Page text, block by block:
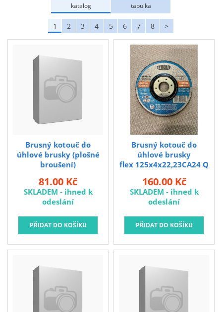
Ochranné pomůcky
Keramické brusivo
Flex. kotouče
Brusivo na podložce
Leštění
Vrtací nástroje, vykružováky, závity
Diamantové kotouče a oživovací kameny
Pilové kotouče
Spojovací materiál - sklad Louny
Spojovací materiál Hašpl
Stavební chemie DenBraven
Dedra nářadí
Železářství a domácí potřeby
Procraft
Kubis
Prodejna LOUNY - nezařazené
katalog
tabulka
1 2 3 4 5 6 7 8 >
fastcut
Brusný kotouč do
úhlové brusky (plošné
broušení)
81.00 Kč
SKLADEM - ihned k
odeslání
flex 125x4x22,23CA24 Q
Brusný kotouč do
úhlové brusky
160.00 Kč
SKLADEM - ihned k
odeslání